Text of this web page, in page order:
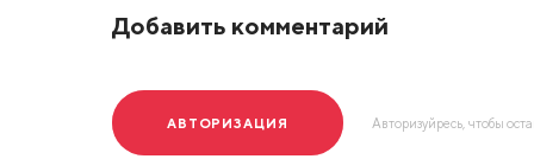
Добавить комментарий
АВТОРИЗАЦИЯ Авторизуйресь, чтобы